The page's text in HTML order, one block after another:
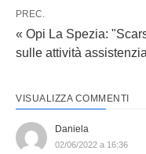
PREC.
« Opi La Spezia:
sulle attività
VISUALIZZA COMMENTI
Daniela
02/06/2022 a 16:36